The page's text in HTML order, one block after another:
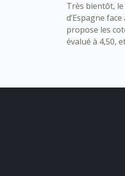
Très bientôt,
d’Espagne
propose les
évalué à 4,50,